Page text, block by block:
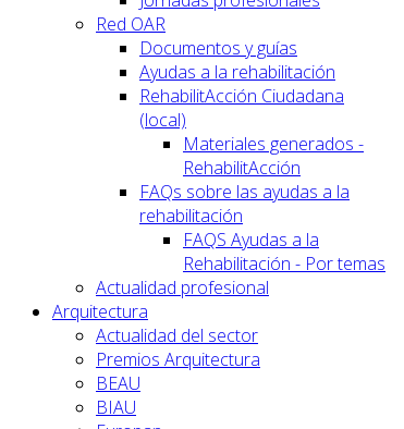
Red OAR
Documentos y guías
Ayudas a la rehabilitación
RehabilitAcción Ciudadana
(local)
Materiales generados -
RehabilitAcción
FAQs sobre las ayudas a la
rehabilitación
FAQS Ayudas a la
Rehabilitación - Por temas
Actualidad profesional
Arquitectura
Actualidad del sector
Premios Arquitectura
BEAU
BIAU